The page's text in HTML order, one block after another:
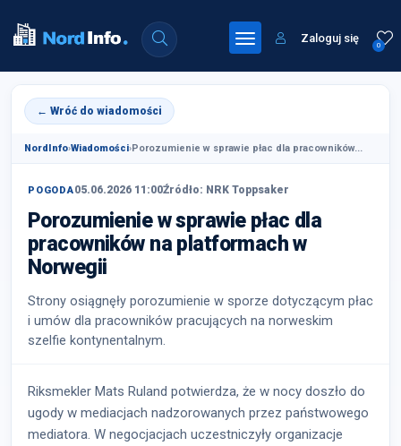
0
Zaloguj się
← Wróć do wiadomości
NordInfo›Wiadomości›Porozumienie w sprawie płac dla pracowników...
POGODA05.06.2026 11:00Źródło: NRK Toppsaker
Porozumienie w sprawie płac dla
pracowników na platformach w
Norwegii
Strony osiągnęły porozumienie w sporze dotyczącym płac
i umów dla pracowników pracujących na norweskim
szelfie kontynentalnym.
Riksmekler Mats Ruland potwierdza, że w nocy doszło do
ugody w mediacjach nadzorowanych przez państwowego
mediatora. W negocjacjach uczestniczyły organizacje